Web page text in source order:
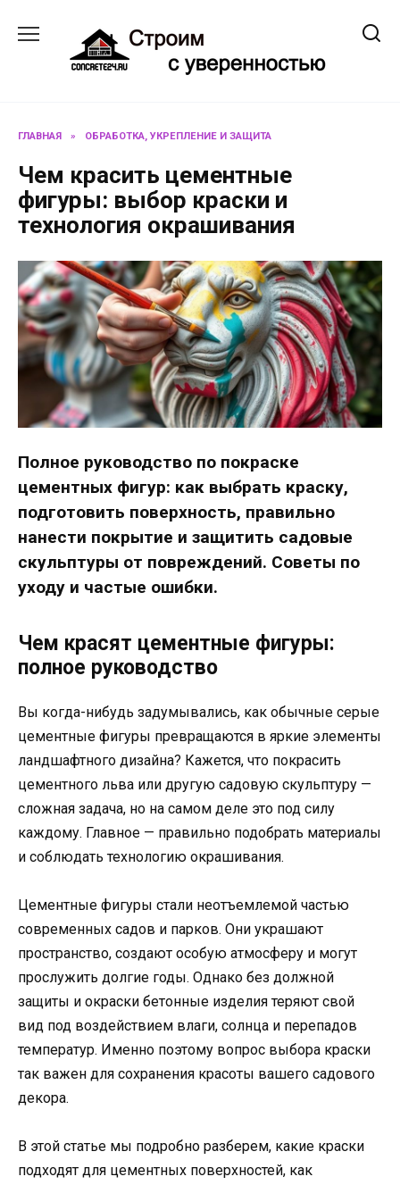
содержанию
ГЛАВНАЯ » ОБРАБОТКА, УКРЕПЛЕНИЕ И ЗАЩИТА
Чем красить цементные
фигуры: выбор краски и
технология окрашивания
Полное руководство по покраске
цементных фигур: как выбрать краску,
подготовить поверхность, правильно
нанести покрытие и защитить садовые
скульптуры от повреждений. Советы по
уходу и частые ошибки.
Чем красят цементные фигуры:
полное руководство
Вы когда-нибудь задумывались, как обычные серые
цементные фигуры превращаются в яркие элементы
ландшафтного дизайна? Кажется, что покрасить
цементного льва или другую садовую скульптуру —
сложная задача, но на самом деле это под силу
каждому. Главное — правильно подобрать материалы
и соблюдать технологию окрашивания.
Цементные фигуры стали неотъемлемой частью
современных садов и парков. Они украшают
пространство, создают особую атмосферу и могут
прослужить долгие годы. Однако без должной
защиты и окраски бетонные изделия теряют свой
вид под воздействием влаги, солнца и перепадов
температур. Именно поэтому вопрос выбора краски
так важен для сохранения красоты вашего садового
декора.
В этой статье мы подробно разберем, какие краски
подходят для цементных поверхностей, как